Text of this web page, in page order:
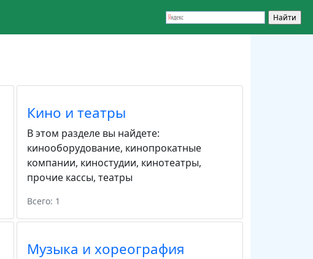
Кино и театры
В этом разделе вы найдете:
кинооборудование, кинопрокатные
компании, киностудии, кинотеатры,
прочие кассы, театры
Всего: 1
Музыка и хореография